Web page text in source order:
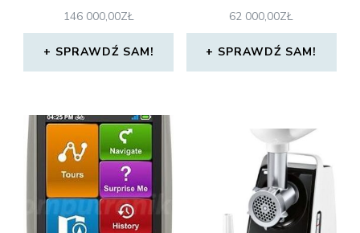
146 000,00ZŁ
SPRAWDŹ SAM!
62 000,00ZŁ
SPRAWDŹ SAM!